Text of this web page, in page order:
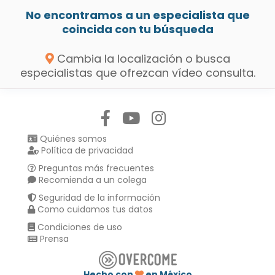
No encontramos a un especialista que
coincida con tu búsqueda
Cambia la localización o busca
especialistas que ofrezcan vídeo consulta.
Quiénes somos
Política de privacidad
Preguntas más frecuentes
Recomienda a un colega
Seguridad de la información
Como cuidamos tus datos
Condiciones de uso
Prensa